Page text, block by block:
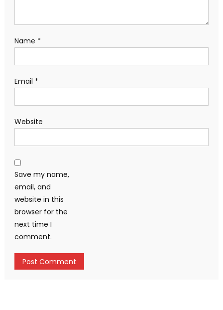
Name *
Email *
Website
Save my name,
email, and
website in this
browser for the
next time I
comment.